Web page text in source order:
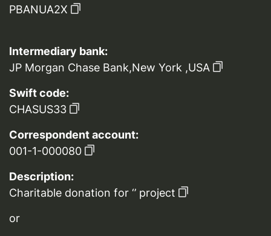
PBANUA2X
Intermediary bank:
JP Morgan Chase Bank,New York ,USA
Swift code:
CHASUS33
Correspondent account:
001-1-000080
Description:
Charitable donation for ‘’ project
or